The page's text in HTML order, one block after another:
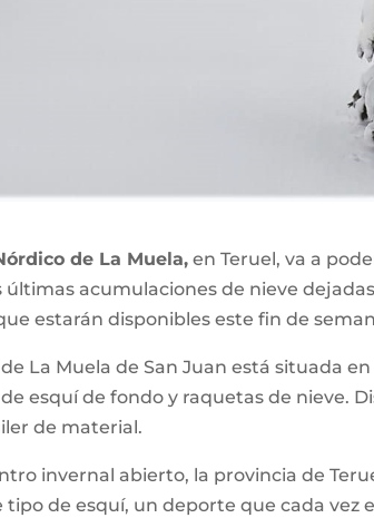
de La Muela, en Teruel, va a
últimas acumulaciones de nieve
estarán disponibles este fin de
La Muela de San Juan está situada
esquí de fondo y raquetas de nieve.
de material.
invernal abierto, la provincia de
tipo de esquí, un deporte que cada vez